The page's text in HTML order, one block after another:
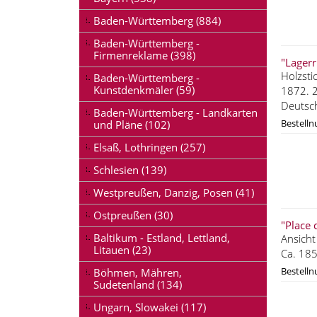
1872.
"Place
Ca.
Baden-Württemberg (884)
Baden-Württemberg -
Firmenreklame (398)
Baden-Württemberg -
Kunstdenkmäler (59)
Baden-Württemberg - Landkarten
und Pläne (102)
Elsaß, Lothringen (257)
Schlesien (139)
Westpreußen, Danzig, Posen (41)
Ostpreußen (30)
Baltikum - Estland, Lettland,
Litauen (23)
Böhmen, Mähren,
Sudetenland (134)
Ungarn, Slowakei (117)